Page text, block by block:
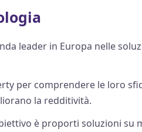
leader in Europa nelle
per comprendere le loro
la redditività.
è proporti soluzioni su